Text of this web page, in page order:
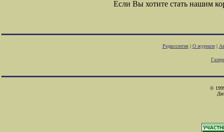
Если Вы хотите стать нашим
Редколлегия| О журнале|
©